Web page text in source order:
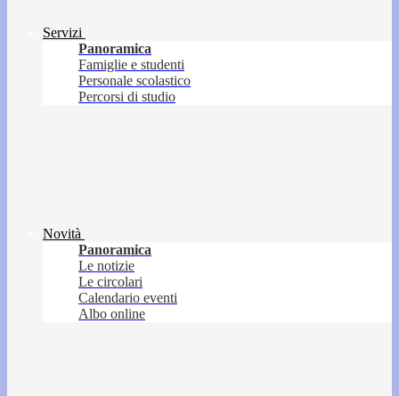
Servizi
Panoramica
Famiglie e studenti
Personale scolastico
Percorsi di studio
Novità
Panoramica
Le notizie
Le circolari
Calendario eventi
Albo online